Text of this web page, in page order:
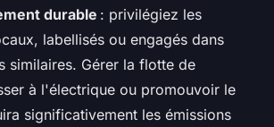
durable : privilégiez les
labellisés ou engagés dans
similaires. Gérer la flotte de
à l'électrique ou promouvoir le
significativement les émissions